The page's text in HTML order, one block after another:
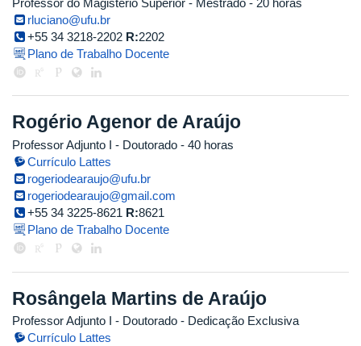
Professor do Magistério Superior - Mestrado - 20 horas
rluciano@ufu.br
+55 34 3218-2202 R:2202
Plano de Trabalho Docente
Rogério Agenor de Araújo
Professor Adjunto I - Doutorado - 40 horas
Currículo Lattes
rogeriodearaujo@ufu.br
rogeriodearaujo@gmail.com
+55 34 3225-8621 R:8621
Plano de Trabalho Docente
Rosângela Martins de Araújo
Professor Adjunto I - Doutorado - Dedicação Exclusiva
Currículo Lattes